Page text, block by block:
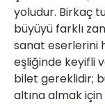
yoludur. Birkaç
büyüyü farklı
sanat eserlerini
eşliğinde keyifli
bilet gereklidir;
altına almak